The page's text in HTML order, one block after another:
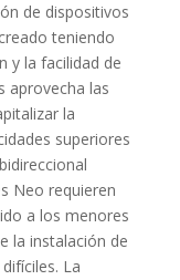
de dispositivos
teniendo
y la facilidad de
aprovecha las
la
superiores
Neo requieren
a los menores
la instalación de
La